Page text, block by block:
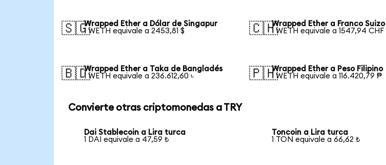
🇸🇬Wrapped Ether a Dólar de Singapur
1 WETH equivale a 2453,81 $
🇨🇭Wrapped Ether a Franco Suizo
1 WETH equivale a 1547,94 CHF
🇧🇩Wrapped Ether a Taka de Bangladés
1 WETH equivale a 236.612,60 ৳
🇵🇭Wrapped Ether a Peso Filipino
1 WETH equivale a 116.420,79 ₱
Convierte otras criptomonedas a TRY
Dai Stablecoin a Lira turca
1 DAI equivale a 47,59 ₺
Toncoin a Lira turca
1 TON equivale a 66,62 ₺